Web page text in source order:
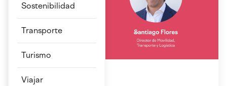
Sostenibilidad
Transporte
Turismo
Viajar
01 Dic 2022